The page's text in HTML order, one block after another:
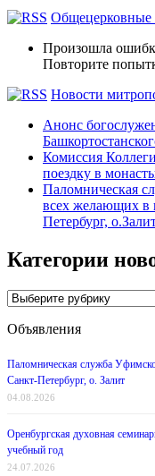
Общецерковные
Произошла
Повторите
Новости
Анонс
Комиссия
поездку в
Паломническая
всех желающих в
Петербург,
Категории
Категории
Объявления
Паломническая служба
Санкт-Петербург, о. Залит
04.08.2026
Оренбургская духовная
учебный год
24.07.2026